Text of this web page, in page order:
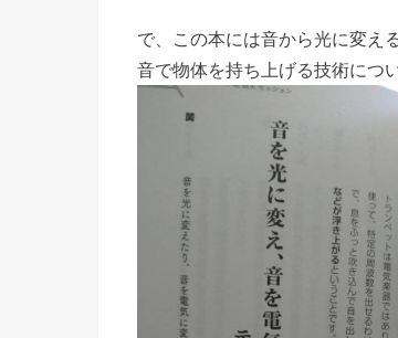
で、この本には音から光に変え
音で物体を持ち上げる技術につ